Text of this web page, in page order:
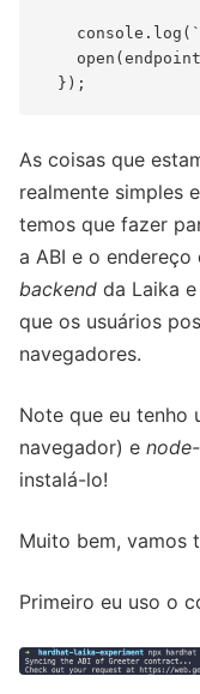
As coisas que
realmente simples
temos que fazer
a ABI e o
backend da Laika
que os usuários
navegadores.
Note que eu tenho
navegador) e
instalá-lo!
Muito bem, vamos
Primeiro eu uso o